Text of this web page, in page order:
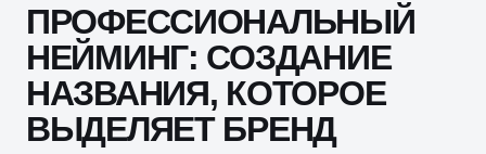
ПРОФЕССИОНАЛЬНЫЙ
НЕЙМИНГ: СОЗДАНИЕ
НАЗВАНИЯ, КОТОРОЕ
ВЫДЕЛЯЕТ БРЕНД